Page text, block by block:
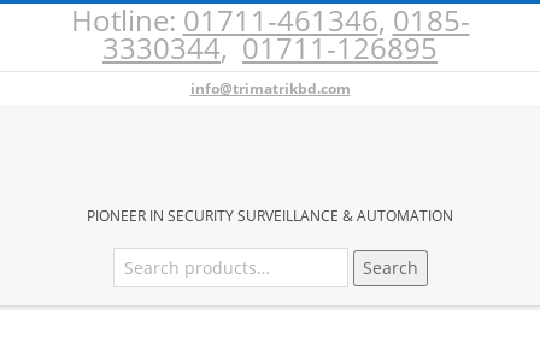
content
Hotline: 01711-461346, 0185-
3330344,01711-126895
info@trimatrikbd.com
BURGLAR
ALARM
PIONEER IN SECURITY SURVEILLANCE & AUTOMATION
Search
for:
Search